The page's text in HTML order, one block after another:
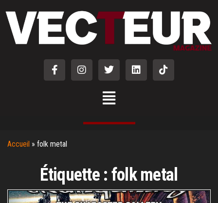
Accueil » folk metal
Étiquette : folk metal